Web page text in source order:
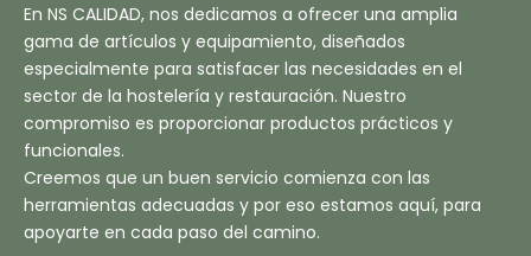
En NS CALIDAD, nos dedicamos a ofrecer una amplia
gama de artículos y equipamiento, diseñados
especialmente para satisfacer las necesidades en el
sector de la hostelería y restauración. Nuestro
compromiso es proporcionar productos prácticos y
funcionales.
Creemos que un buen servicio comienza con las
herramientas adecuadas y por eso estamos aquí, para
apoyarte en cada paso del camino.